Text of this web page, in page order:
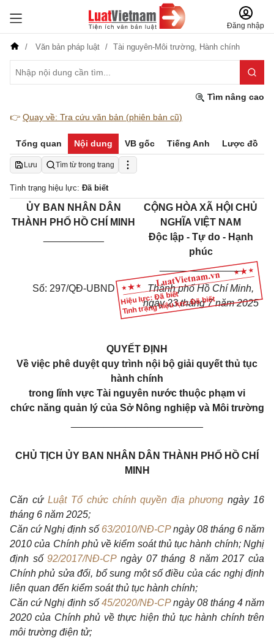
Đăng nhập
Văn bản pháp luật Tài nguyên-Môi trường, Hành chính
Tìm nâng cao
👉 Quay về: Tra cứu văn bản (phiên bản cũ)
Tổng quan Nội dung VB gốc Tiếng Anh Lược đồ
Lưu Tìm từ trong trang
Tình trạng hiệu lực: Đã biết
Hiệu lực: Đã biết
Tình trạng hiệu lực: Đã biết
ỦY BAN NHÂN DÂN
THÀNH PHỐ HỒ CHÍ MINH
CỘNG HÒA XÃ HỘI CHỦ
NGHĨA VIỆT NAM
Độc lập - Tự do - Hạnh
phúc
_______________
Số: 297/QĐ-UBND
Thành phố Hồ Chí Minh,
ngày 23 tháng 7 năm 2025
QUYẾT ĐỊNH
Về việc phê duyệt quy trình nội bộ giải quyết thủ tục
hành chính
trong lĩnh vực Tài nguyên nước thuộc phạm vi
chức năng quản lý của Sở Nông nghiệp và Môi trường
CHỦ TỊCH ỦY BAN NHÂN DÂN THÀNH PHỐ HỒ CHÍ
MINH
Căn cứ Luật Tổ chức chính quyền địa phương ngày 16
tháng 6 năm 2025;
Căn cứ Nghị định số 63/2010/NĐ-CPngày 08 tháng 6 năm
2010 của Chính phủ về kiểm soát thủ tục hành chính; Nghị
định số92/2017/NĐ-CPngày 07 tháng 8 năm 2017 của
Chính phủ sửa đổi, bổ sung một số điều của các nghị định
liên quan đến kiểm soát thủ tục hành chính;
Căn cứ Nghị định số 45/2020/NĐ-CPngày 08 tháng 4 năm
2020 của Chính phủ về thực hiện thủ tục hành chính trên
môi trường điện tử;